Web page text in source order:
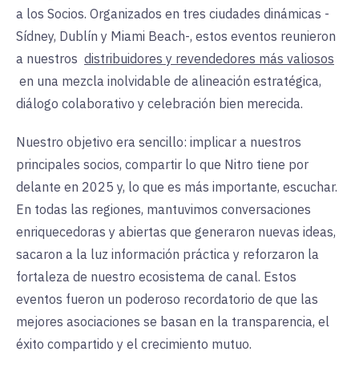
a los Socios. Organizados en tres ciudades dinámicas -
Sídney, Dublín y Miami Beach-, estos eventos reunieron
a nuestros distribuidores y revendedores más valiosos
en una mezcla inolvidable de alineación estratégica,
diálogo colaborativo y celebración bien merecida.
Nuestro objetivo era sencillo: implicar a nuestros
principales socios, compartir lo que Nitro tiene por
delante en 2025 y, lo que es más importante, escuchar.
En todas las regiones, mantuvimos conversaciones
enriquecedoras y abiertas que generaron nuevas ideas,
sacaron a la luz información práctica y reforzaron la
fortaleza de nuestro ecosistema de canal. Estos
eventos fueron un poderoso recordatorio de que las
mejores asociaciones se basan en la transparencia, el
éxito compartido y el crecimiento mutuo.